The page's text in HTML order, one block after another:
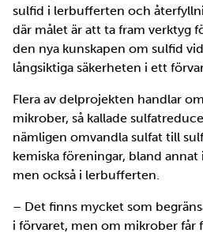
sulfid i lerbufferten och
där målet är att ta fram verktyg
den nya kunskapen om sulfid
långsiktiga säkerheten i ett
Flera av delprojekten handlar
mikrober, så kallade
nämligen omvandla sulfat till
kemiska föreningar, bland
men också i lerbufferten.
– Det finns mycket som
i förvaret, men om mikrober får